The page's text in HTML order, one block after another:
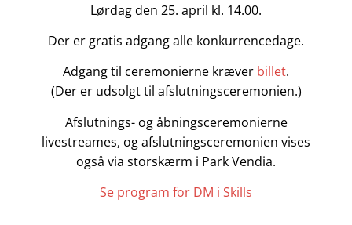
Lørdag den 25. april kl. 14.00.
Der er gratis adgang alle konkurrencedage.
Adgang til ceremonierne kræver billet.
(Der er udsolgt til afslutningsceremonien.)
Afslutnings- og åbningsceremonierne
livestreames, og afslutningsceremonien vises
også via storskærm i Park Vendia.
Se program for DM i Skills